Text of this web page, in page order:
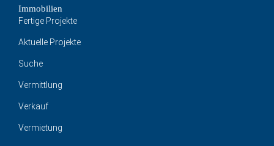
Immobilien
Fertige Projekte
Aktuelle Projekte
Suche
Vermittlung
Verkauf
Vermietung